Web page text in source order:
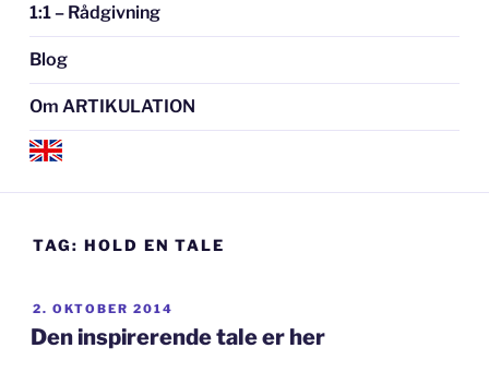
1:1 – Rådgivning
Blog
Om ARTIKULATION
TAG: HOLD EN TALE
UDGIVET
DEN
2. OKTOBER 2014
Den inspirerende tale er her